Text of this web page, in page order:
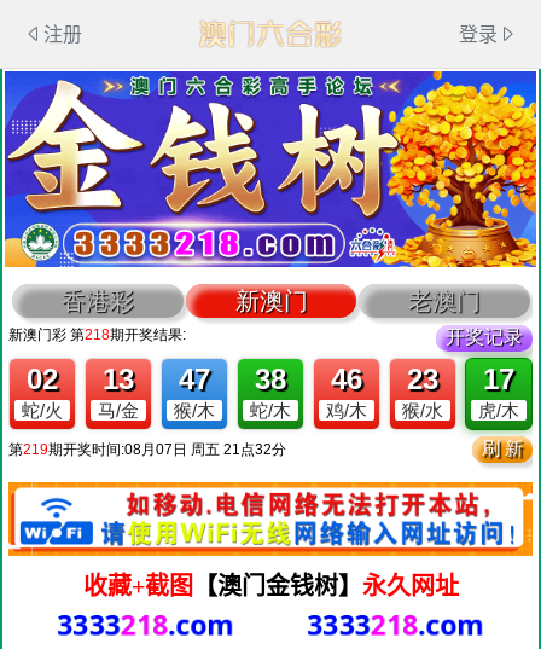
注册 登录
收藏+截图 【澳门金钱树】 永久网址
3333218.com 3333218.com